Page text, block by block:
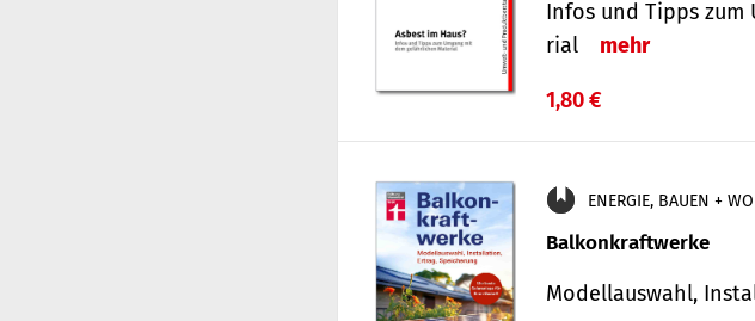
Infos und Tipps
rial
mehr
1,80 €
ENERGIE, BAUEN +
Balkonkraftwerke
Modellauswahl,